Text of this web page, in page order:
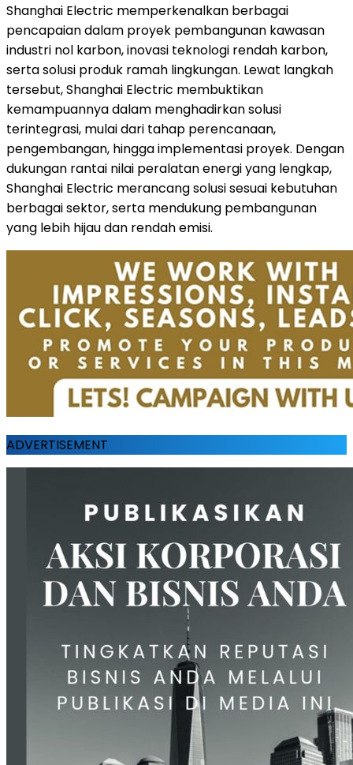
Shanghai Electric memperkenalkan berbagai
pencapaian dalam proyek pembangunan kawasan
industri nol karbon, inovasi teknologi rendah karbon,
serta solusi produk ramah lingkungan. Lewat langkah
tersebut, Shanghai Electric membuktikan
kemampuannya dalam menghadirkan solusi
terintegrasi, mulai dari tahap perencanaan,
pengembangan, hingga implementasi proyek. Dengan
dukungan rantai nilai peralatan energi yang lengkap,
Shanghai Electric merancang solusi sesuai kebutuhan
berbagai sektor, serta mendukung pembangunan
yang lebih hijau dan rendah emisi.
ADVERTISEMENT